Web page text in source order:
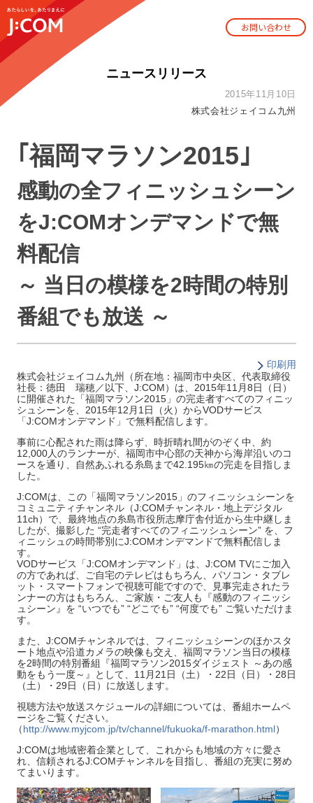
お問い合わせ
ニュースリリース
2015年11月10日
株式会社ジェイコム九州
｢福岡マラソン2015｣
感動の全フィニッシュシーン
をJ:COMオンデマンドで無
料配信
～ 当日の模様を2時間の特別
番組でも放送 ～
印刷用
株式会社ジェイコム九州（所在地：福岡市中央区、代表取締役
社長：徳田 瑞穂／以下、J:COM）は、2015年11月8日（日）
に開催された「福岡マラソン2015」の完走者すべてのフィニッ
シュシーンを、2015年12月1日（火）からVODサービス
「J:COMオンデマンド」で無料配信します。
事前に心配された雨は降らず、時折晴れ間がのぞく中、約
12,000人のランナーが、福岡市中心部の天神から海岸沿いのコ
ースを通り、自然あふれる糸島まで42.195㎞の完走を目指しま
した。
J:COMは、この「福岡マラソン2015」のフィニッシュシーンを
コミュニティチャンネル（J:COMチャンネル・地上デジタル
11ch）で、最終地点の糸島市役所志摩庁舎付近から生中継しま
したが、撮影した “完走者すべてのフィニッシュシーン” を、フ
ィニッシュの時間帯別にJ:COMオンデマンドで無料配信しま
す。
VODサービス「J:COMオンデマンド」は、J:COM TVにご加入
の方であれば、ご自宅のテレビはもちろん、パソコン・タブレ
ット・スマートフォンで視聴可能ですので、見事完走されたラ
ンナーの方はもちろん、ご家族・ご友人も『感動のフィニッシ
ュシーン』を “いつでも” “どこでも” “何度でも” ご覧いただけま
す。
また、J:COMチャンネルでは、フィニッシュシーンのほかスタ
ート地点や沿道カメラの映像も交え、福岡マラソン当日の模様
を2時間の特別番組『福岡マラソン2015ダイジェスト ～あの感
動をもう一度～』として、11月21日（土）・22日（日）・28日
（土）・29日（日）に放送します。
視聴方法や放送スケジュールの詳細については、番組ホームペ
ージをご覧ください。
（http://www.myjcom.jp/tv/channel/fukuoka/f-marathon.html）
J:COMは地域密着企業として、これからも地域の方々に愛さ
れ、信頼されるJ:COMチャンネルを目指し、番組の充実に努め
てまいります。